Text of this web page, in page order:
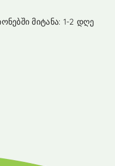
მიტანა: 1-2 დღე